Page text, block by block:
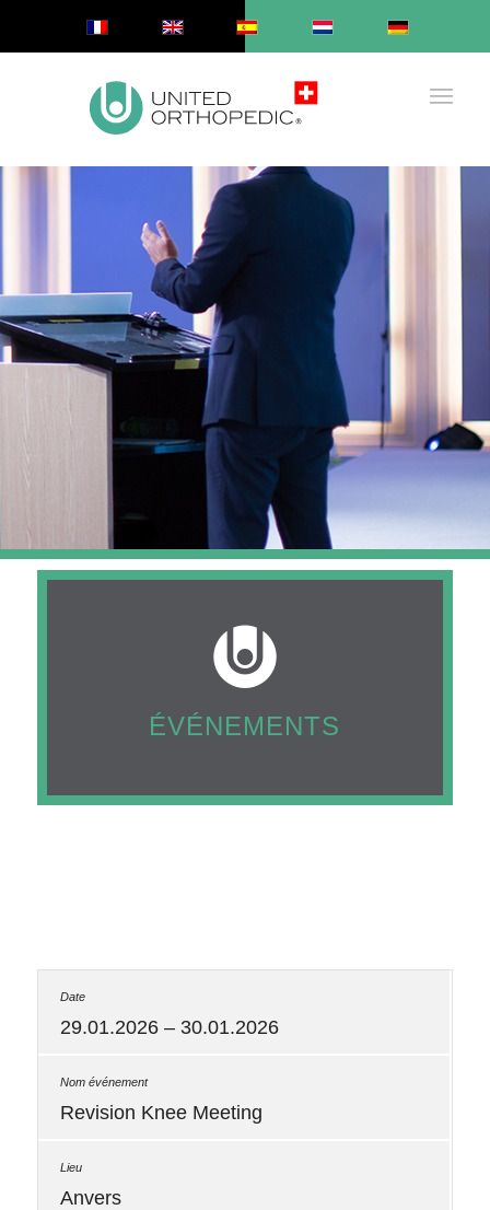
ÉVÉNEMENTS
29.01.2026 – 30.01.2026
Revision Knee Meeting
Anvers